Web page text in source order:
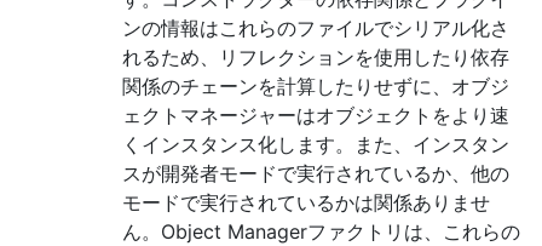
ンの情報はこれらのファイルでシリアル化さ
れるため、リフレクションを使用したり依存
関係のチェーンを計算したりせずに、オブジ
ェクトマネージャーはオブジェクトをより速
くインスタンス化します。また、インスタン
スが開発者モードで実行されているか、他の
モードで実行されているかは関係ありませ
ん。Object Managerファクトリは、これらの